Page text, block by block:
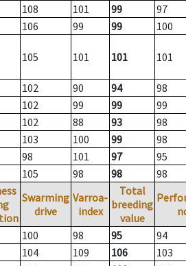
108 101 99
97
106 99 99 100
105 101 101 101
102 90 94
98
102 99 99
99
102 88 93
98
103 100 99
98
98 101 97
95
105 98 98 98
Swarming
drive
Varroa-
index
Total
breeding
value
100 98 95
94
104 109 106
103